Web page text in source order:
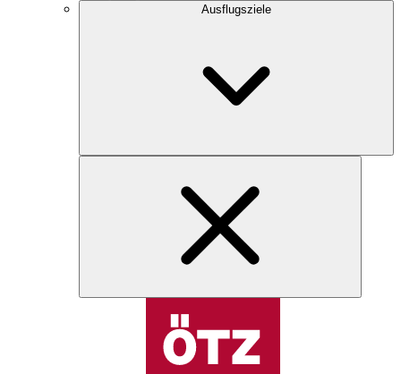
Ausflugsziele